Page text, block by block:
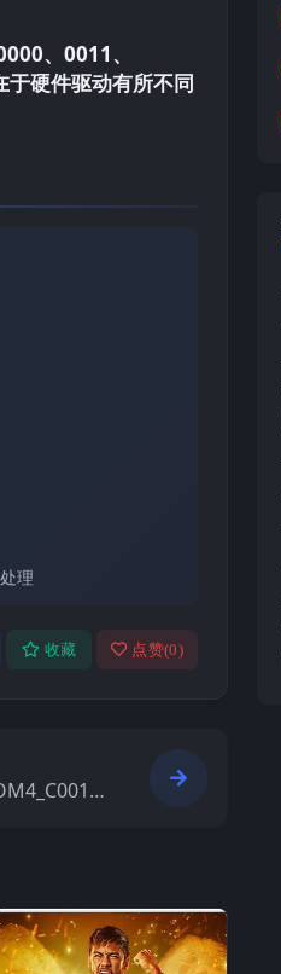
、0011、
硬件驱动有所不同
理
收藏 点赞(0)